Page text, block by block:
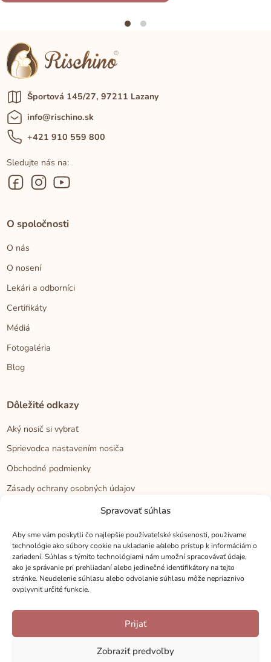
Spravovať súhlas
Aby sme vám poskytli čo najlepšie používateľské skúsenosti, používame
technológie ako súbory cookie na ukladanie a/alebo prístup k informáciám o
zariadení. Súhlas s týmito technológiami nám umožní spracovávať údaje,
ako je správanie pri prehliadaní alebo jedinečné identifikátory na tejto
stránke. Neudelenie súhlasu alebo odvolanie súhlasu môže nepriaznivo
ovplyvniť určité funkcie.
Prijať
Zobraziť predvoľby
Športová 145/27, 97211 Lazany
info@rischino.sk
+421 910 559 800
Sledujte nás na:
O spoločnosti
O nás
O nosení
Lekári a odborníci
Certifikáty
Médiá
Fotogaléria
Blog
Dôležité odkazy
Aký nosič si vybrať
Sprievodca nastavením nosiča
Obchodné podmienky
Zásady ochrany osobných údajov
Kontakt
Kontakt
Zákaznícka podpora